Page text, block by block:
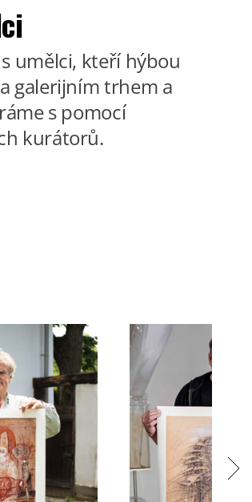
umělci, kteří hýbou
galerijním trhem a
s pomocí
kurátorů.